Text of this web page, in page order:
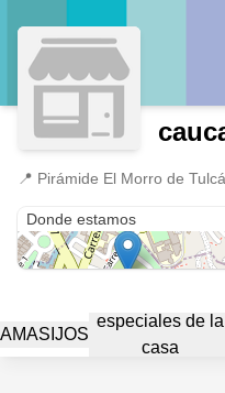
📍 Pirámide El Morro de
Donde estamos
AMASIJOS
especiales de la
casa